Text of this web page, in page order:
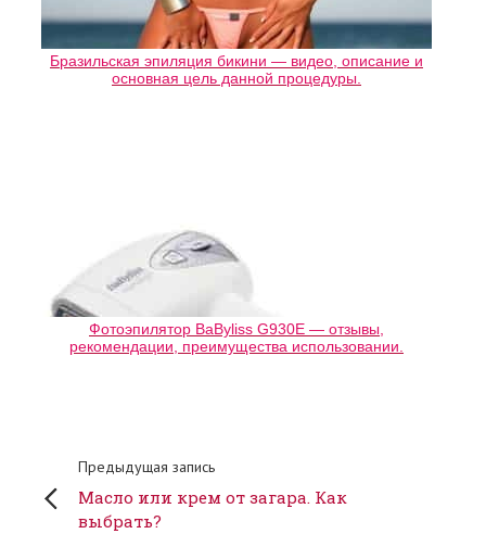
Бразильская эпиляция бикини — видео, описание и
основная цель данной процедуры.
Фотоэпилятор BaByliss G930E — отзывы,
рекомендации, преимущества использовании.
Предыдущая запись
Масло или крем от загара. Как
выбрать?